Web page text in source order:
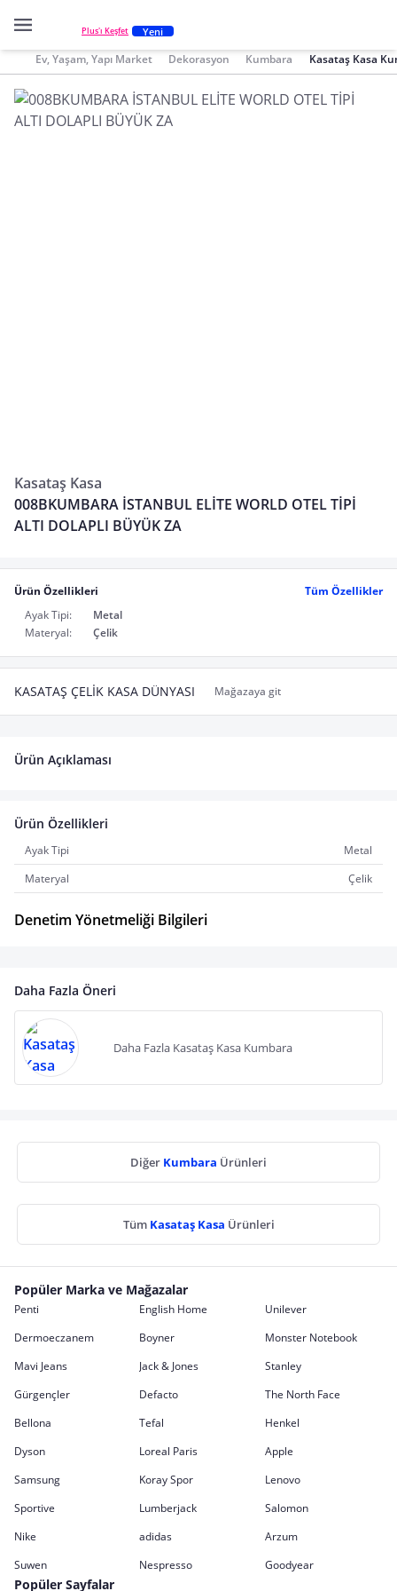
Plus'ı Keşfet Yeni
Ev, Yaşam, Yapı Market Dekorasyon Kumbara Kasataş Kasa
Kasataş Kasa
008BKUMBARA İSTANBUL ELİTE WORLD OTEL TİPİ
ALTI DOLAPLI BÜYÜK ZA
Ürün Özellikleri
Tüm Özellikler
Ayak Tipi:
Metal
Materyal:
Çelik
KASATAŞ ÇELİK KASA DÜNYASI Mağazaya git
Ürün Açıklaması
Ürün Özellikleri
Ayak Tipi
Metal
Materyal
Çelik
Denetim Yönetmeliği Bilgileri
Daha Fazla Öneri
Daha Fazla Kasataş Kasa Kumbara
Diğer Kumbara Ürünleri
Tüm Kasataş Kasa Ürünleri
Popüler Marka ve Mağazalar
Penti English Home
Unilever
Dermoeczanem
Boyner
Monster Notebook
Mavi Jeans
Jack & Jones
Stanley
Gürgençler
Defacto
The North Face
Bellona
Tefal
Henkel
Dyson
Loreal Paris
Apple
Samsung
Koray Spor
Lenovo
Sportive
Lumberjack
Salomon
Nike
adidas
Arzum
Suwen
Nespresso Goodyear
Popüler Sayfalar